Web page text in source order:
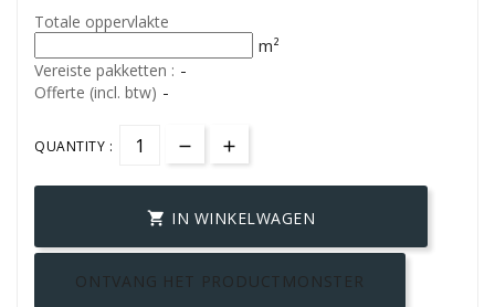
Totale oppervlakte
m²
Vereiste pakketten : -
Offerte (incl. btw) -
QUANTITY :
 IN WINKELWAGEN
ONTVANG HET PRODUCTMONSTER